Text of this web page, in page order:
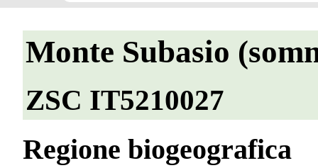
Monte Subasio
ZSC IT5210027
Regione biogeografica